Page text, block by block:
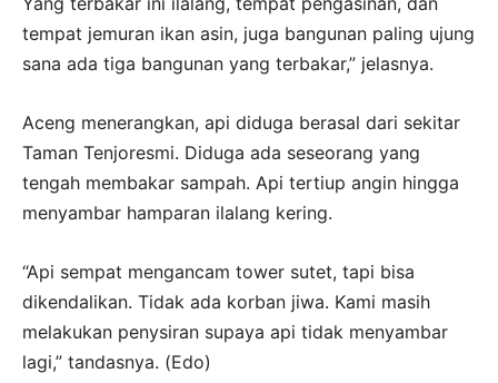
tempat jemuran ikan asin, juga bangunan paling ujung
sana ada tiga bangunan yang terbakar,” jelasnya.
Aceng menerangkan, api diduga berasal dari sekitar
Taman Tenjoresmi. Diduga ada seseorang yang
tengah membakar sampah. Api tertiup angin hingga
menyambar hamparan ilalang kering.
“Api sempat mengancam tower sutet, tapi bisa
dikendalikan. Tidak ada korban jiwa. Kami masih
melakukan penysiran supaya api tidak menyambar
lagi,” tandasnya. (Edo)